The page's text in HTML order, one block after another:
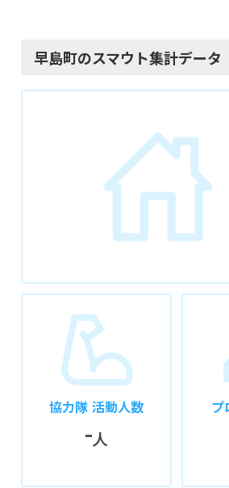
早島町のスマウト集計データ
協力隊 活動人数
-人
プ